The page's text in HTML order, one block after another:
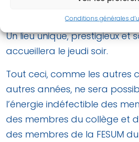
Conditions générales
opération » qui sera proposé
communications libres.
Un lieu unique, prestigieux et
accueillera le jeudi soir.
Tout ceci, comme les autres
autres années, ne sera
l’énergie indéfectible des
des membres du collège et
des membres de la FESUM du